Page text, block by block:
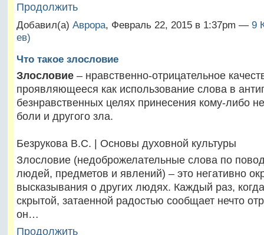
Продолжить
Добавил(а) Аврора, Февраль 22, 2015 в 1:37pm — 9
ев)
Что такое злословие
Злословие– нравственно-отрицательное
проявляющееся как использование слова в
безнравственных целях принесения кому-либо
боли и другого зла.
Безрукова В.С. | Основы духовной культуры
Злословие (недоброжелательные слова по
людей, предметов и явлений) – это негативно
высказывания о других людях. Каждый раз,
скрытой, затаенной радостью сообщает нечто
он…
Продолжить